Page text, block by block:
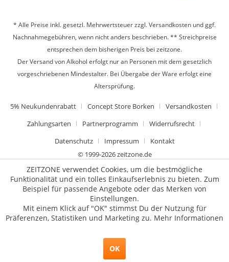
* Alle Preise inkl. gesetzl. Mehrwertsteuer zzgl.Versandkosten und ggf.
Nachnahmegebühren, wenn nicht anders beschrieben. ** Streichpreise
entsprechen dem bisherigen Preis bei zeitzone.
Der Versand von Alkohol erfolgt nur an Personen mit dem gesetzlich
vorgeschriebenen Mindestalter. Bei Übergabe der Ware erfolgt eine
Altersprüfung.
5% Neukundenrabatt Concept Store Borken
Versandkosten
Zahlungsarten
Partnerprogramm
Widerrufsrecht
Datenschutz
Impressum
Kontakt
© 1999-2026 zeitzone.de
ZEITZONE verwendet Cookies, um die bestmögliche
Funktionalität und ein tolles Einkaufserlebnis zu bieten. Zum
Beispiel für passende Angebote oder das Merken von
Einstellungen.
Mit einem Klick auf "OK" stimmst Du der Nutzung für
Präferenzen, Statistiken und Marketing zu. Mehr Informationen
OK